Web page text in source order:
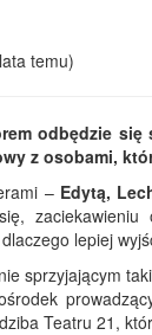
temu)
odbędzie
z osobami,
– Edytą,
zaciekawieniu
lepiej
sprzyjającym
Teatru 21,